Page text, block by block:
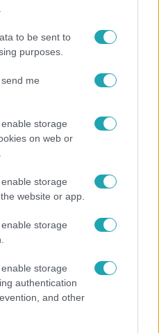
to be sent to
purposes.
me
storage
on web or
storage
website or app.
storage
storage
authentication
and other
a
a konzultációt, mint
a 8 millió választónak -
önkormányzati képviselő,
A
mennyit költött a
fordult a
A kormány pénteken